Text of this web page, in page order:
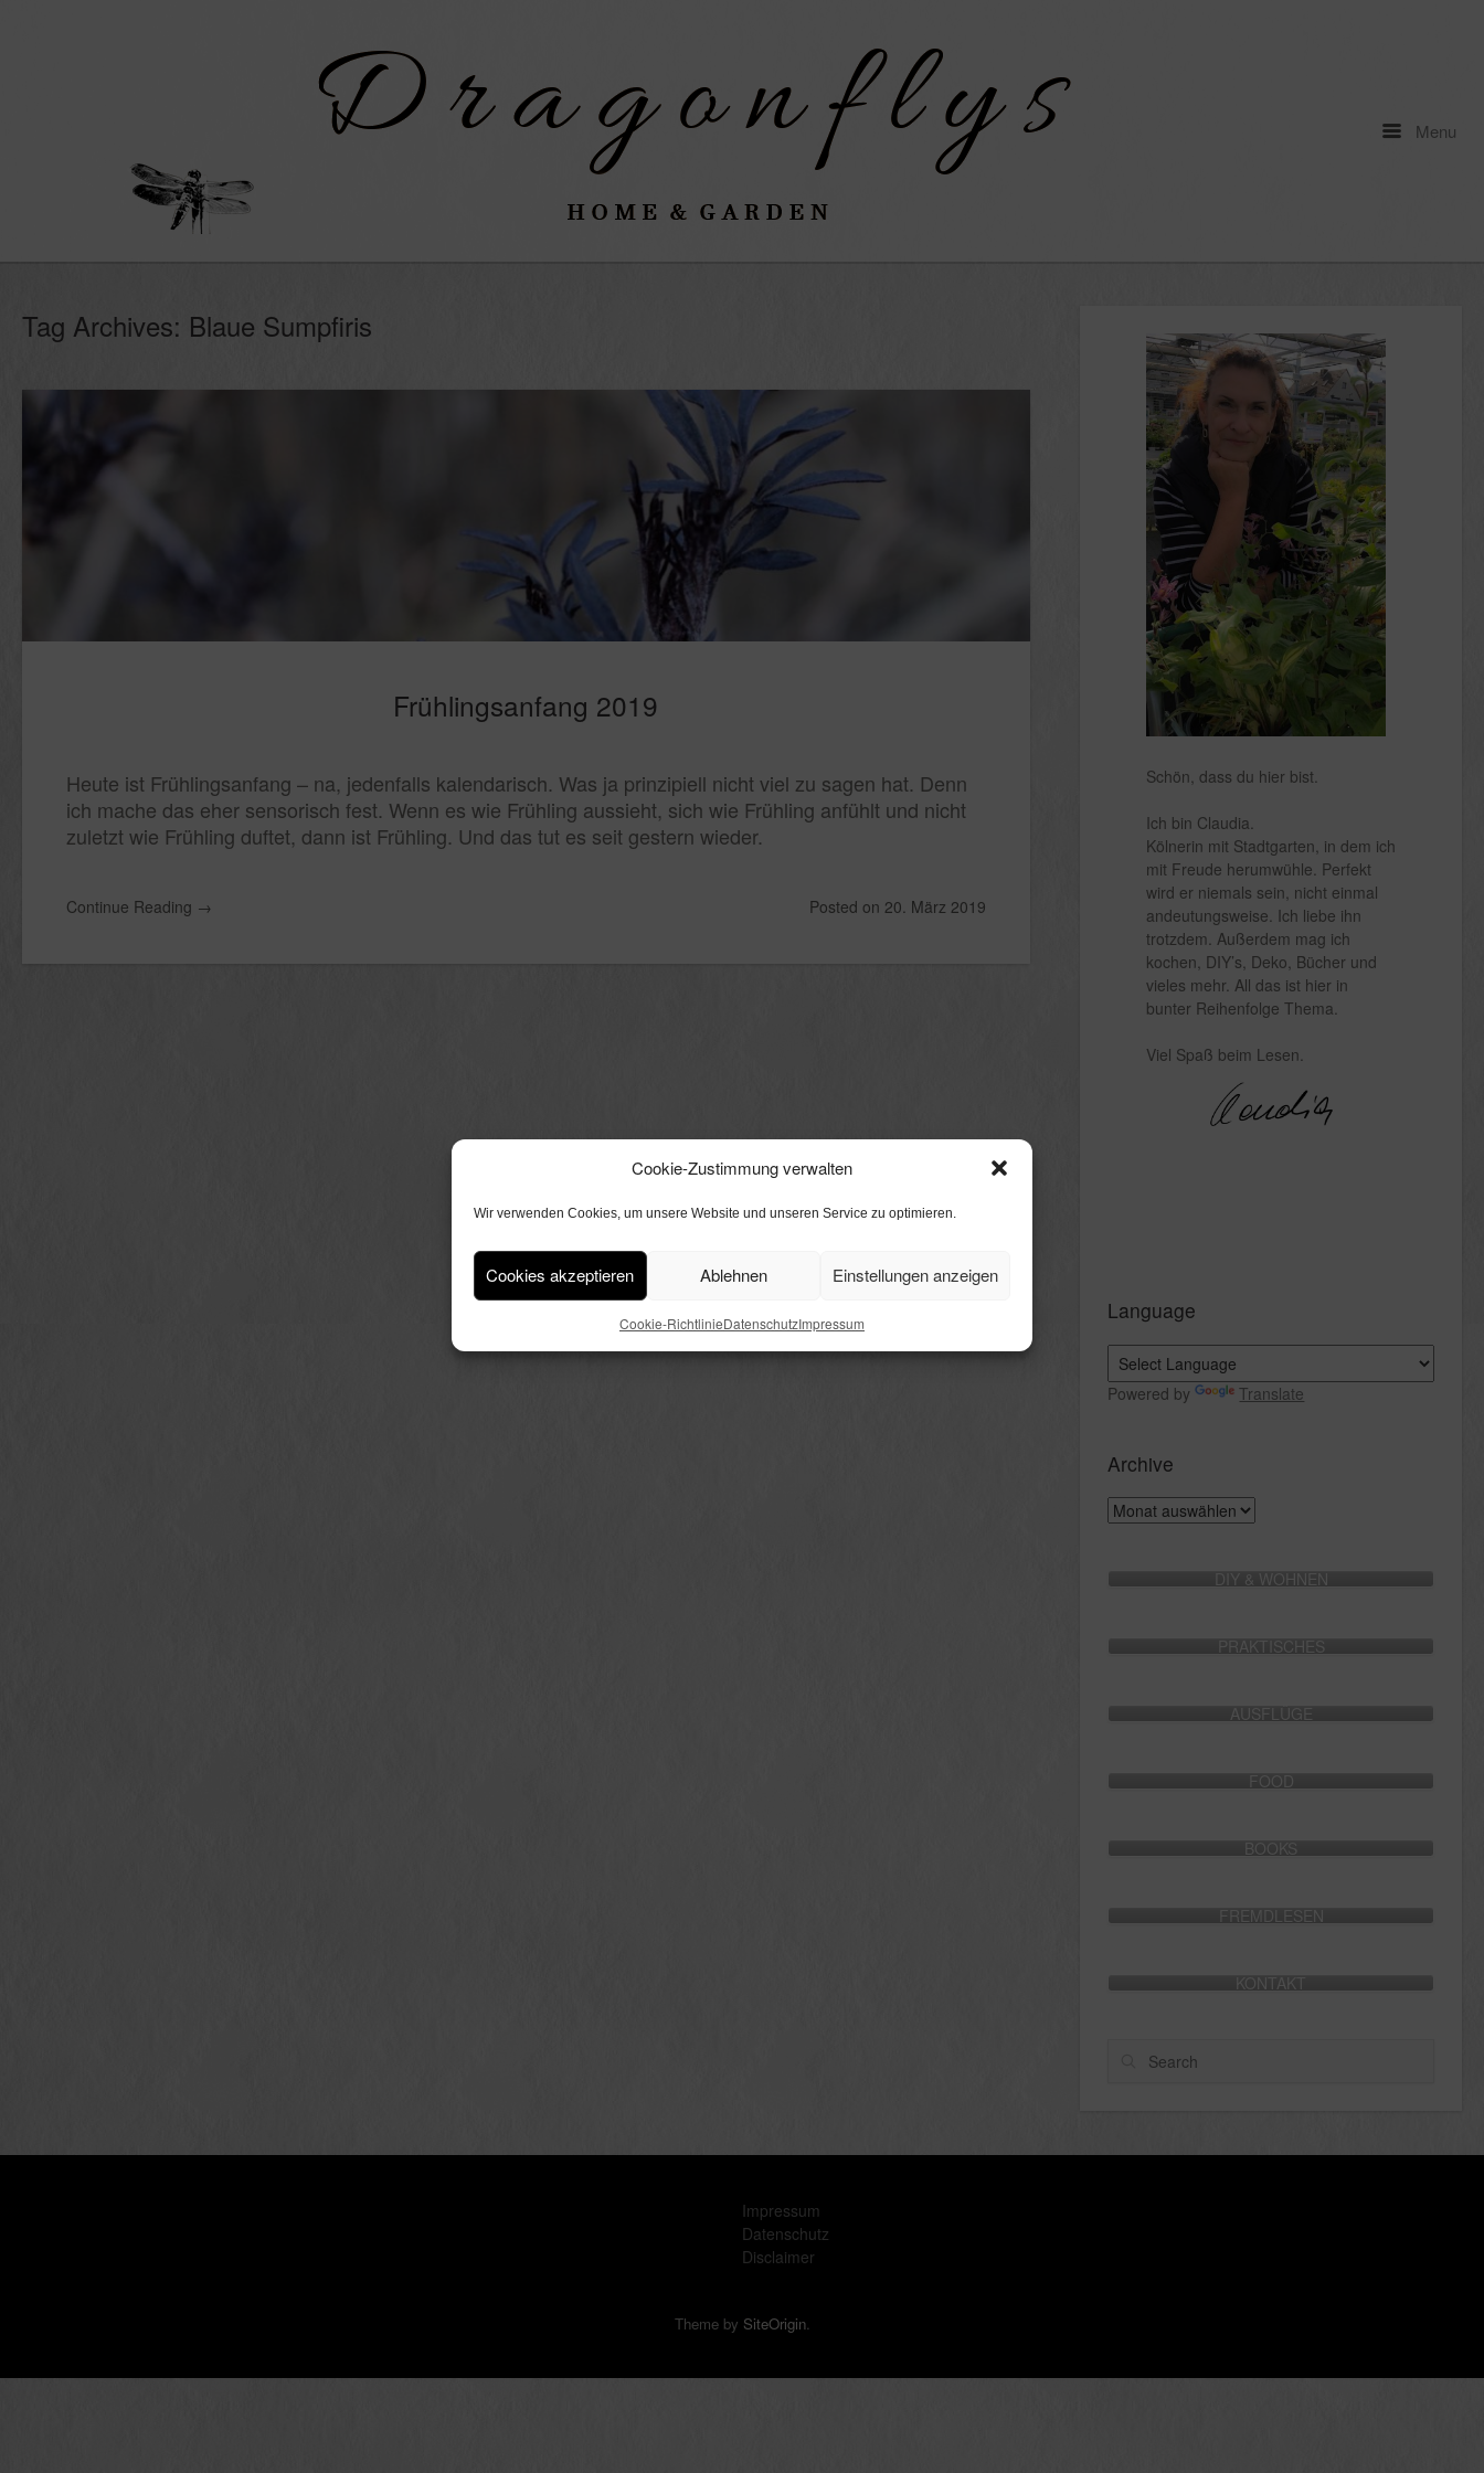
Cookie-Zustimmung verwalten
Wir verwenden Cookies, um unsere Website und unseren Service zu optimieren.
Cookies akzeptieren Ablehnen Einstellungen anzeigen
Cookie-RichtlinieDatenschutzImpressum
MenuMenu
Tag Archives: Blaue Sumpfiris
Frühlingsanfang 2019
Heute ist Frühlingsanfang – na, jedenfalls kalendarisch. Was ja prinzipiell nicht viel zu sagen hat. Denn
ich mache das eher sensorisch fest. Wenn es wie Frühling aussieht, sich wie Frühling anfühlt und nicht
zuletzt wie Frühling duftet, dann ist Frühling. Und das tut es seit gestern wieder.
Continue Reading → Posted on 20. März 2019
Schön, dass du hier bist.
Ich bin Claudia.
Kölnerin mit Stadtgarten, in dem ich
mit Freude herumwühle. Perfekt
wird er niemals sein, nicht einmal
andeutungsweise. Ich liebe ihn
trotzdem. Außerdem mag ich
kochen, DIY’s, Deko, Bücher und
vieles mehr. All das ist hier in
bunter Reihenfolge Thema.
Viel Spaß beim Lesen.
Language
Powered by Translate
Archive
Archive
DIY & WOHNEN
PRAKTISCHES
AUSFLÜGE
FOOD
BOOKS
FREMDLESEN
KONTAKT
Search
Impressum
Datenschutz
Disclaimer
Theme by SiteOrigin.